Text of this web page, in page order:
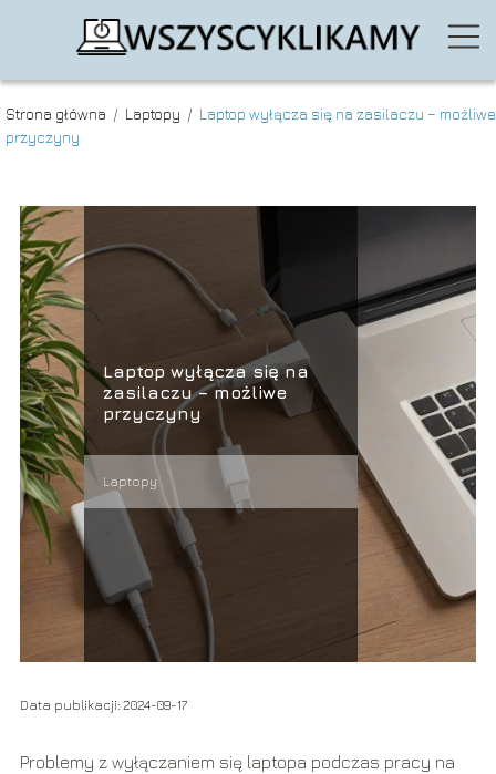
Strona główna / Laptopy / Laptop wyłącza się na zasilaczu – możliwe
przyczyny
Laptop wyłącza się na
zasilaczu – możliwe
przyczyny
Laptopy
Data publikacji: 2024-09-17
Problemy z wyłączaniem się laptopa podczas pracy na